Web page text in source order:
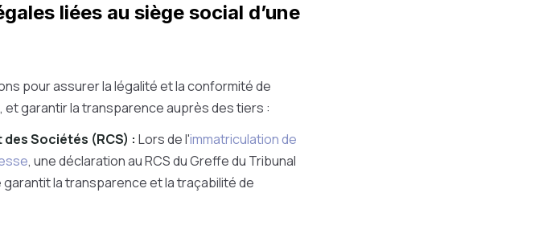
liées au siège social d’une
pour assurer la légalité et la conformité de
garantir la transparence auprès des tiers :
Sociétés (RCS) : Lors de l'immatriculation de
, une déclaration au RCS du Greffe du Tribunal
la transparence et la traçabilité de